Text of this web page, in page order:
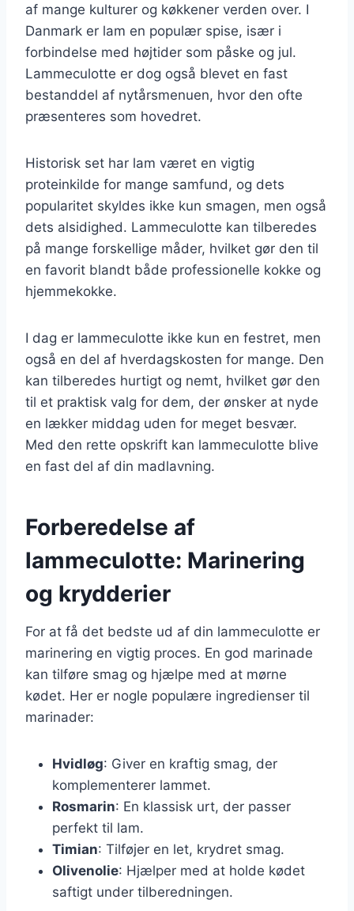
af mange kulturer og køkkener verden over. I
Danmark er lam en populær spise, især i
forbindelse med højtider som påske og jul.
Lammeculotte er dog også blevet en fast
bestanddel af nytårsmenuen, hvor den ofte
præsenteres som hovedret.
Historisk set har lam været en vigtig
proteinkilde for mange samfund, og dets
popularitet skyldes ikke kun smagen, men også
dets alsidighed. Lammeculotte kan tilberedes
på mange forskellige måder, hvilket gør den til
en favorit blandt både professionelle kokke og
hjemmekokke.
I dag er lammeculotte ikke kun en festret, men
også en del af hverdagskosten for mange. Den
kan tilberedes hurtigt og nemt, hvilket gør den
til et praktisk valg for dem, der ønsker at nyde
en lækker middag uden for meget besvær.
Med den rette opskrift kan lammeculotte blive
en fast del af din madlavning.
Forberedelse af
lammeculotte: Marinering
og krydderier
For at få det bedste ud af din lammeculotte er
marinering en vigtig proces. En god marinade
kan tilføre smag og hjælpe med at mørne
kødet. Her er nogle populære ingredienser til
marinader:
Hvidløg: Giver en kraftig smag, der
komplementerer lammet.
Rosmarin: En klassisk urt, der passer
perfekt til lam.
Timian: Tilføjer en let, krydret smag.
Olivenolie: Hjælper med at holde kødet
saftigt under tilberedningen.